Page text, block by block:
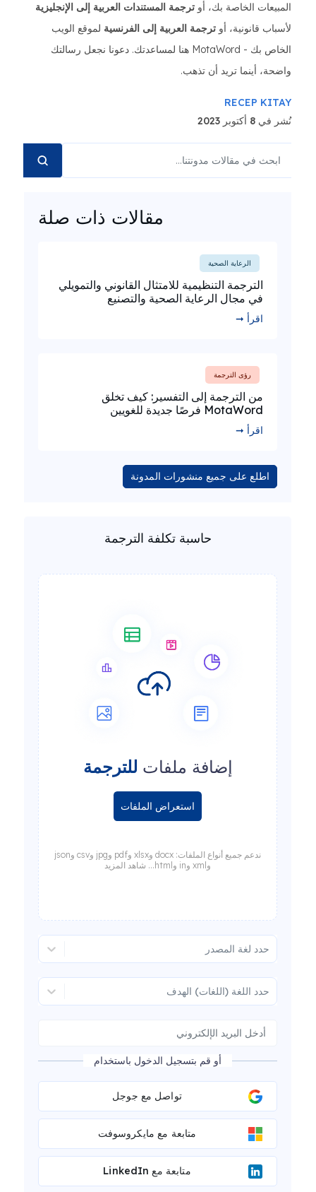
المبيعات الخاصة بك، أو ترجمة المستندات العربية إلى الإنجليزية
لأسباب قانونية، أو ترجمة العربية إلى الفرنسية لموقع الويب
الخاص بك - MotaWord هنا لمساعدتك. دعونا نجعل رسالتك
واضحة، أينما تريد أن تذهب.
RECEP KITAY
نُشر في 8 أكتوبر 2023
مقالات ذات صلة
الرعاية الصحية
الترجمة التنظيمية للامتثال القانوني والتمويلي
في مجال الرعاية الصحية والتصنيع
اقرأ ➞
رؤى الترجمة
من الترجمة إلى التفسير: كيف تخلق
MotaWord فرصًا جديدة للغويين
اقرأ ➞
اطلع على جميع منشورات المدونة
حاسبة تكلفة الترجمة
إضافة ملفات للترجمة
استعراض الملفات
ندعم جميع أنواع الملفات: docx وxlsx وpdf وjpg وcsv وjson
وxml وin وhtml... شاهد المزيد
حدد لغة المصدر
حدد اللغة (اللغات) الهدف
أو قم بتسجيل الدخول باستخدام
تواصل مع جوجل
متابعة مع مايكروسوفت
متابعة مع LinkedIn